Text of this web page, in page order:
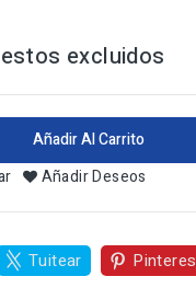
excluidos
Añadir Al Carrito
Añadir Deseos
Tuitear